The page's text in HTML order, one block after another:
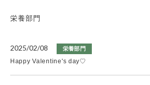
栄養部門
2025/02/08 栄養部門
Happy Valentine's day♡